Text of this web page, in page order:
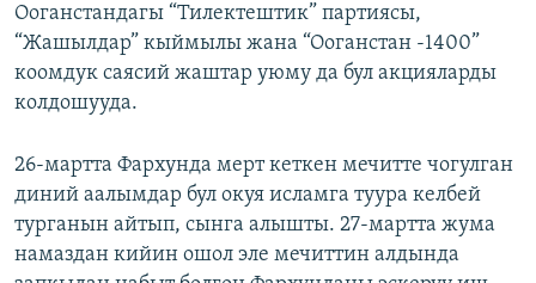
Ооганстандагы “Тилектештик” партиясы,
“Жашылдар” кыймылы жана “Ооганстан -1400”
коомдук саясий жаштар уюму да бул акцияларды
колдошууда.
26-мартта Фархунда мерт кеткен мечитте чогулган
диний аалымдар бул окуя исламга туура келбей
турганын айтып, сынга алышты. 27-мартта жума
намаздан кийин ошол эле мечиттин алдында